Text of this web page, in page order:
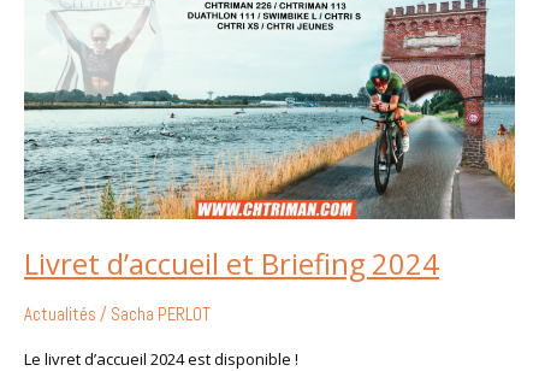
Livret d’accueil et Briefing 2024
Actualités / Sacha PERLOT
Le livret d’accueil 2024 est disponible !
2024